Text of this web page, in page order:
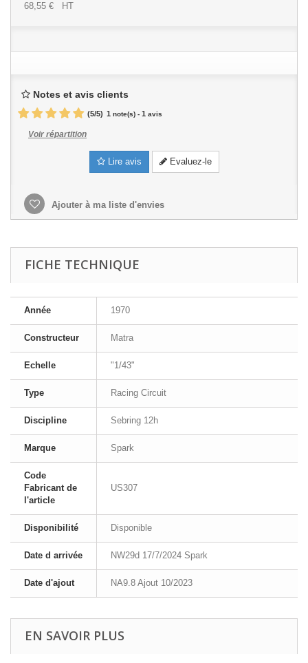
68,55 € HT
Notes et avis clients
(5/5) 1 note(s) - 1 avis
Voir répartition
Lire avis Evaluez-le
Ajouter à ma liste d'envies
FICHE TECHNIQUE
Année 1970
Constructeur Matra
Echelle "1/43"
Type Racing Circuit
Discipline Sebring 12h
Marque Spark
Code
Fabricant de
l'article
US307
Disponibilité Disponible
Date d arrivée NW29d 17/7/2024 Spark
Date d'ajout NA9.8 Ajout 10/2023
EN SAVOIR PLUS